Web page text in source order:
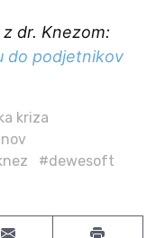
dr. Knezom:
do podjetnikov
kriza
#dewesoft
Share by email